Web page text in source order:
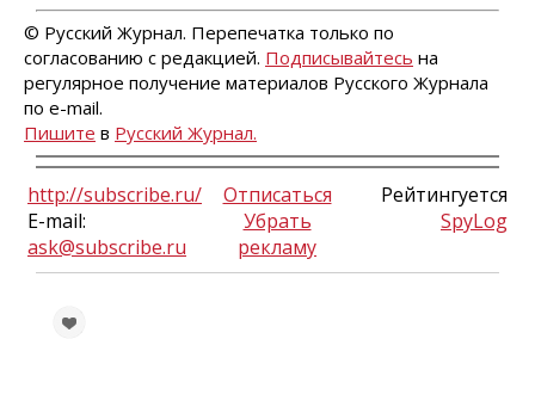
© Русский Журнал. Перепечатка только по
согласованию с редакцией. Подписывайтесь на
регулярное получение материалов Русского Журнала
по e-mail.
Пишите в Русский Журнал.
http://subscribe.ru/
E-mail:
ask@subscribe.ru
Отписаться
Убрать
рекламу
Рейтингуется
SpyLog